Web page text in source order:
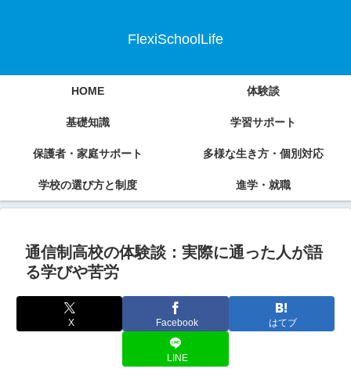
FlexiSchoolLife
HOME 体験談
基礎知識 学習サポート
保護者・家庭サポート 多様な生き方・個別対応
学校の選び方と制度 進学・就職
通信制高校の体験談：実際に通った人が語
る学びや苦労
X Facebook はてブ
LINE